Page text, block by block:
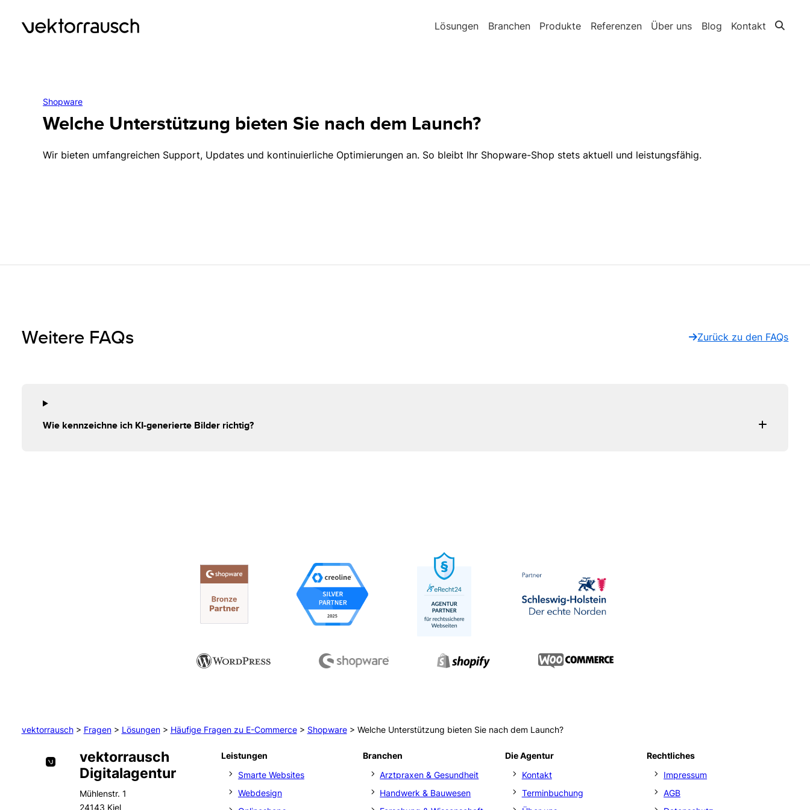
Lösungen Branchen Produkte Referenzen Über uns Blog Kontakt
Shopware
Welche Unterstützung bieten Sie nach dem Launch?
Wir bieten umfangreichen Support, Updates und kontinuierliche Optimierungen an. So bleibt Ihr Shopware-Shop stets aktuell und leistungsfähig.
Weitere FAQs Zurück zu den FAQs
Wie kennzeichne ich KI-generierte Bilder richtig?
vektorrausch> Fragen> Lösungen> Häufige Fragen zu E-Commerce> Shopware> Welche Unterstützung bieten Sie nach dem Launch?
vektorrausch
Digitalagentur
Mühlenstr. 1
24143 Kiel
Leistungen
Smarte Websites
Webdesign
Branchen
Arztpraxen & Gesundheit
Handwerk & Bauwesen
Die Agentur
Kontakt
Terminbuchung
Rechtliches
Impressum
AGB